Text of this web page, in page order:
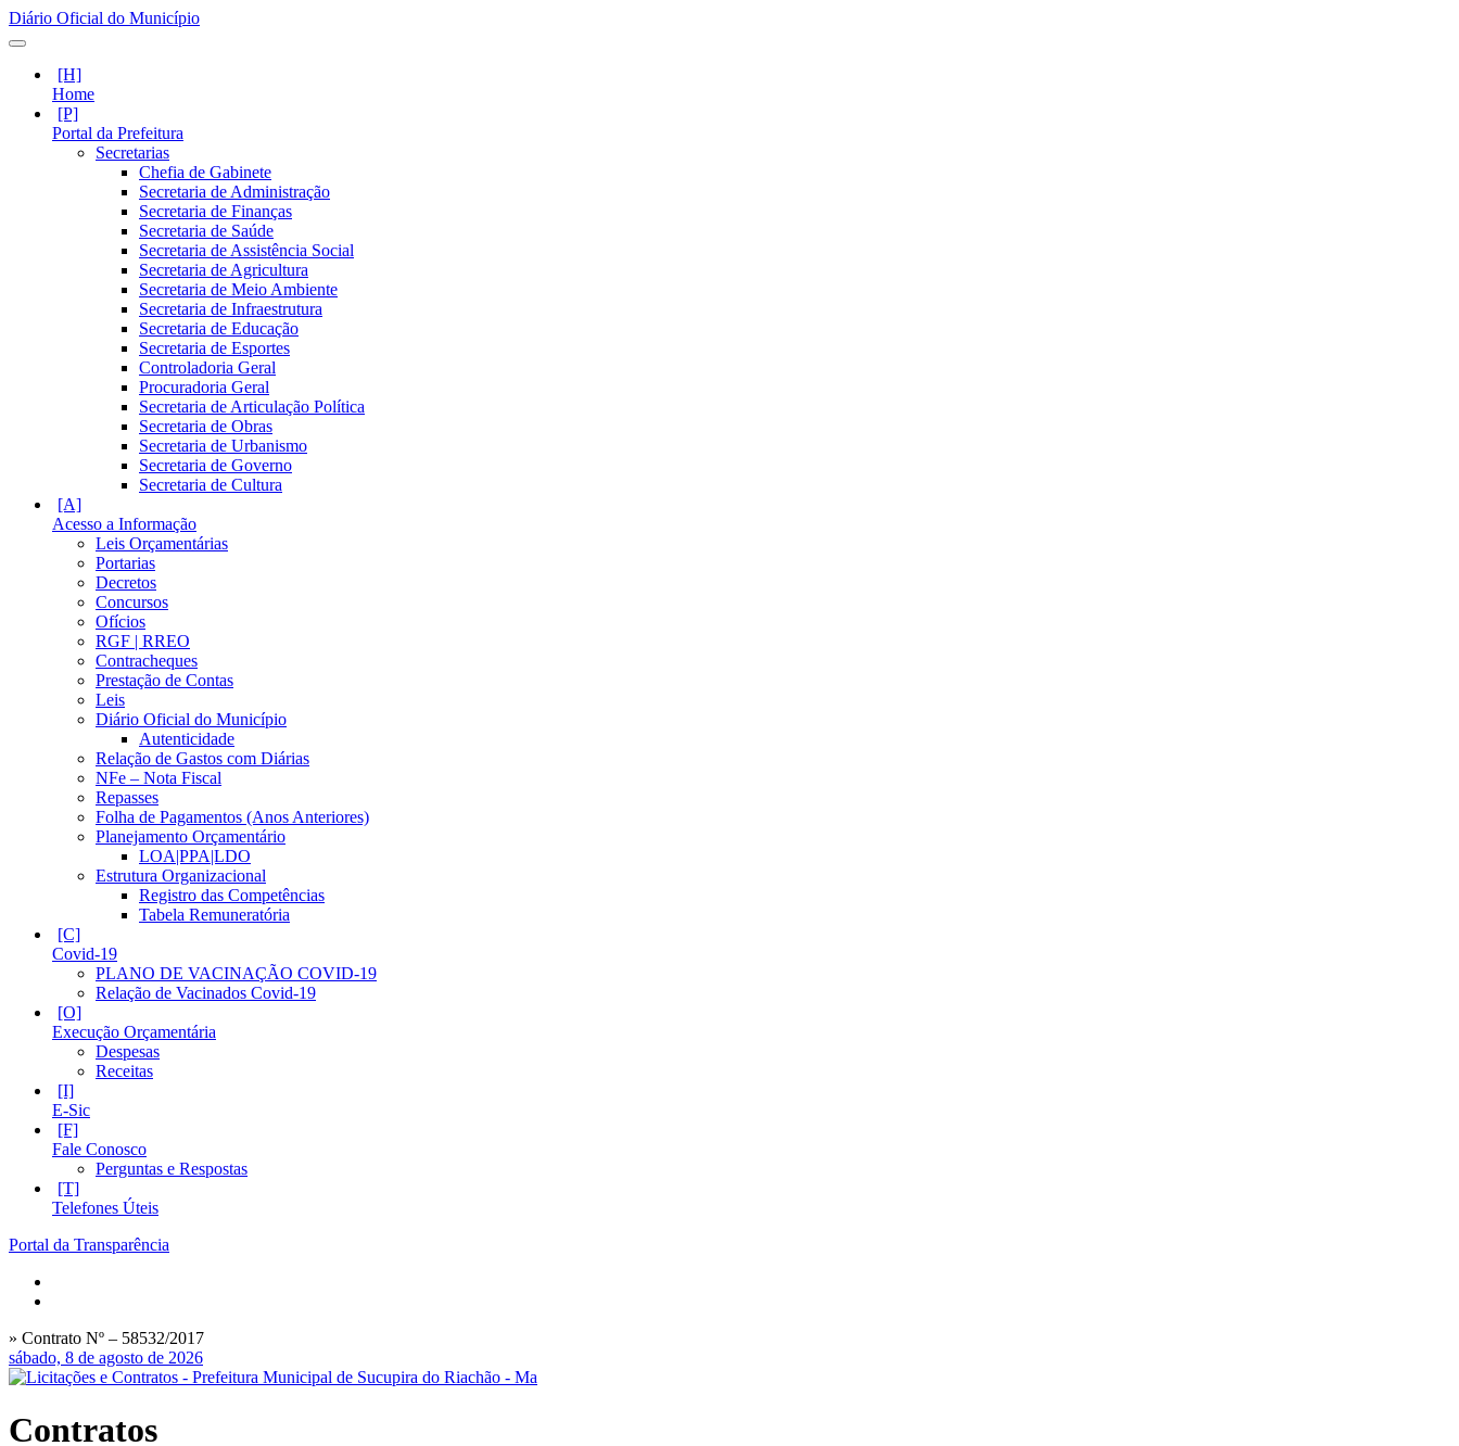
Diário Oficial do Município
Home
Portal da Prefeitura
Secretarias
Chefia de Gabinete
Secretaria de Administração
Secretaria de Finanças
Secretaria de Saúde
Secretaria de Assistência Social
Secretaria de Agricultura
Secretaria de Meio Ambiente
Secretaria de Infraestrutura
Secretaria de Educação
Secretaria de Esportes
Controladoria Geral
Procuradoria Geral
Secretaria de Articulação Política
Secretaria de Obras
Secretaria de Urbanismo
Secretaria de Governo
Secretaria de Cultura
Acesso a Informação
Leis Orçamentárias
Portarias
Decretos
Concursos
Ofícios
RGF | RREO
Contracheques
Prestação de Contas
Leis
Diário Oficial do Município
Autenticidade
Relação de Gastos com Diárias
NFe – Nota Fiscal
Repasses
Folha de Pagamentos (Anos Anteriores)
Planejamento Orçamentário
LOA|PPA|LDO
Estrutura Organizacional
Registro das Competências
Tabela Remuneratória
Covid-19
PLANO DE VACINAÇÃO COVID-19
Relação de Vacinados Covid-19
Execução Orçamentária
Despesas
Receitas
E-Sic
Fale Conosco
Perguntas e Respostas
Telefones Úteis
Portal da Transparência
» Contrato Nº – 58532/2017
sábado, 8 de agosto de 2026
Contratos